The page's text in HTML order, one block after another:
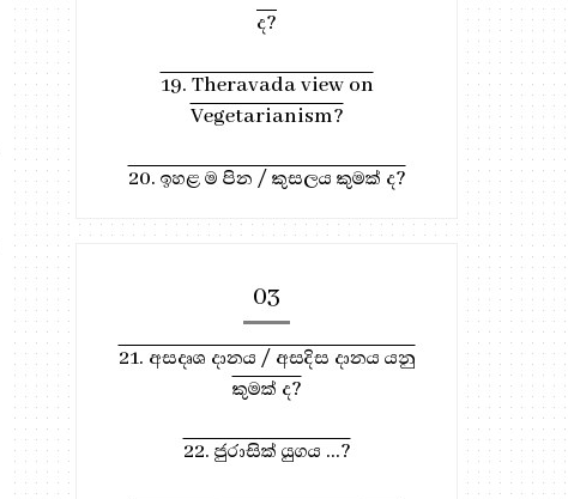
ද?
19. Theravada view on
Vegetarianism?
20. ඉහළ ම පින / කුසලය කුමක් ද?
03
21. අසදෘශ දානය / අසදිස දානය යනු
කුමක් ද?
22. ජුරාසික් යුගය ...?